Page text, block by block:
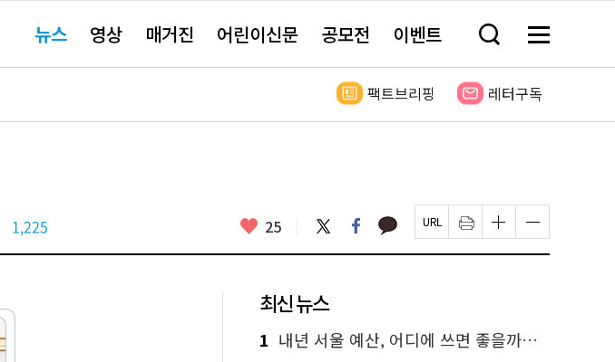
요뉴스 영상 매거진 어린이신문 공모전 이벤트 검
창
기
메
전
보
팩트브리핑 레터구독
1,225 좋
요
25 트
위
터
페
이
스
카
카 페
이
지
인
쇄
하
글
자
크
하
기
글
자
크
하
최신 뉴스
1 내년 서울 예산, 어디에 쓰면 좋을까요? 온라인 투표